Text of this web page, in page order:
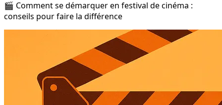
🎬 Comment se démarquer en festival de cinéma :
conseils pour faire la différence